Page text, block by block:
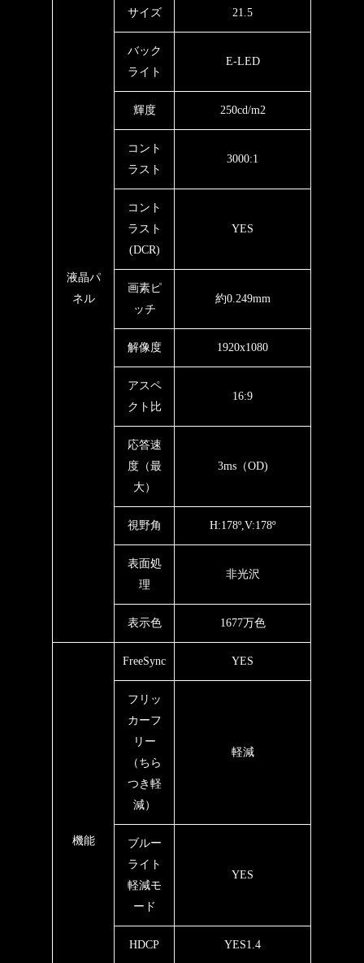
液晶パ
ネル
サイズ 21.5
バック
ライト
E-LED
輝度 250cd/m2
コント
ラスト
3000:1
コント
ラスト
(DCR)
YES
画素ピ
ッチ
約0.249mm
解像度 1920x1080
アスペ
クト比
16:9
応答速
度（最
大）
3ms（OD)
視野角 H:178º,V:178º
表面処
理
非光沢
表示色 1677万色
機能
FreeSync YES
フリッ
カーフ
リー
（ちら
つき軽
減）
軽減
ブルー
ライト
軽減モ
ード
YES
HDCP YES1.4